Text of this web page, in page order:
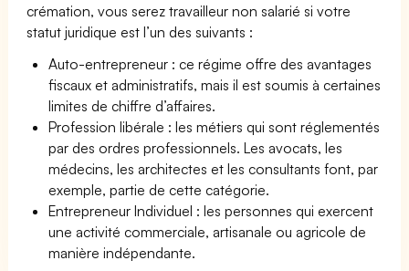
crémation, vous serez travailleur non salarié si votre
statut juridique est l’un des suivants :
Auto-entrepreneur : ce régime offre des avantages
fiscaux et administratifs, mais il est soumis à certaines
limites de chiffre d’affaires.
Profession libérale : les métiers qui sont réglementés
par des ordres professionnels. Les avocats, les
médecins, les architectes et les consultants font, par
exemple, partie de cette catégorie.
Entrepreneur Individuel : les personnes qui exercent
une activité commerciale, artisanale ou agricole de
manière indépendante.